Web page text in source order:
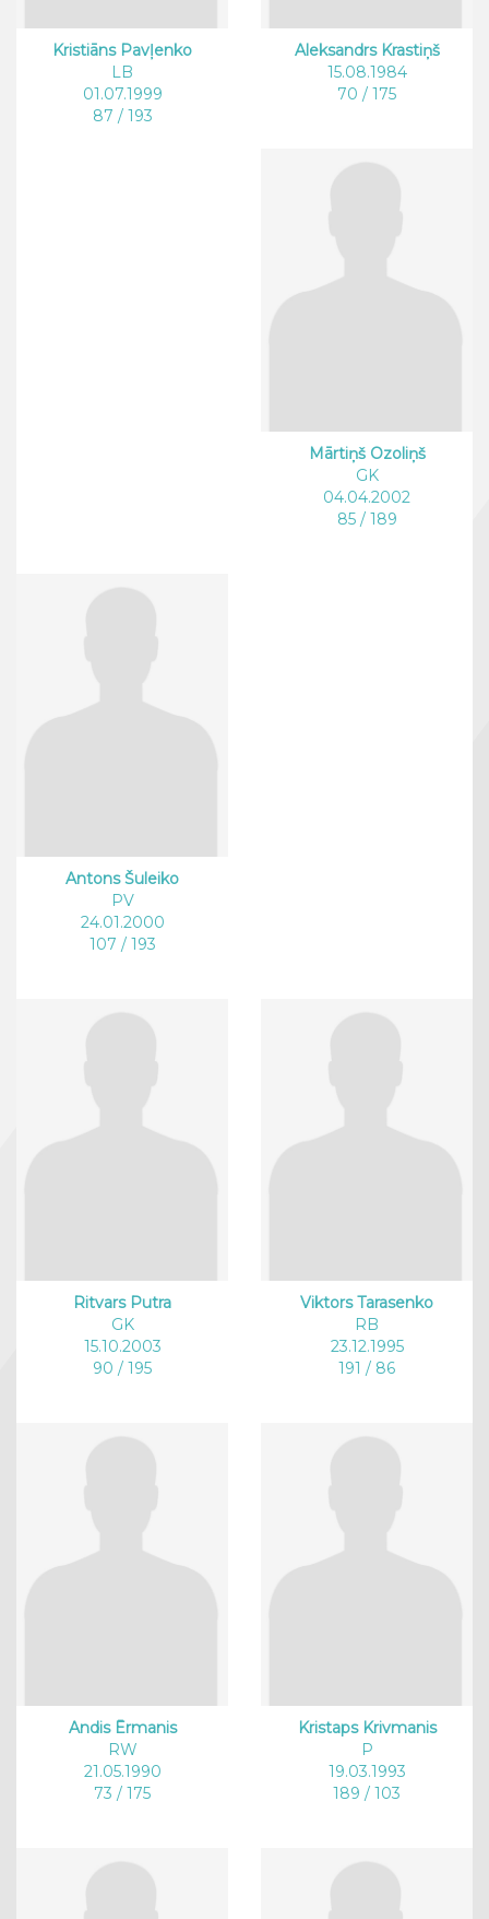
Kristiāns Pavļenko
LB
01.07.1999
87 / 193
Aleksandrs Krastiņš
15.08.1984
70 / 175
Mārtiņš Ozoliņš
GK
04.04.2002
85 / 189
Antons Šuleiko
PV
24.01.2000
107 / 193
Ritvars Putra
GK
15.10.2003
90 / 195
Viktors Tarasenko
RB
23.12.1995
191 / 86
Andis Ērmanis
RW
21.05.1990
73 / 175
Kristaps Krivmanis
P
19.03.1993
189 / 103